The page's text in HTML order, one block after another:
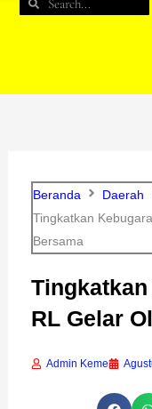
Beranda
Daerah
Tingkatkan
Bersama
RL Gelar
Admin Keme